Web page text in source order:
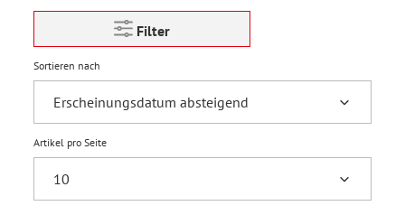
Filter
Sortieren nach
Artikel pro Seite